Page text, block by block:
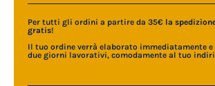
Per tutti gli ordini a partire da 35€ la
gratis!
Il tuo ordine verrà elaborato immediatamente
due giorni lavorativi, comodamente al tuo